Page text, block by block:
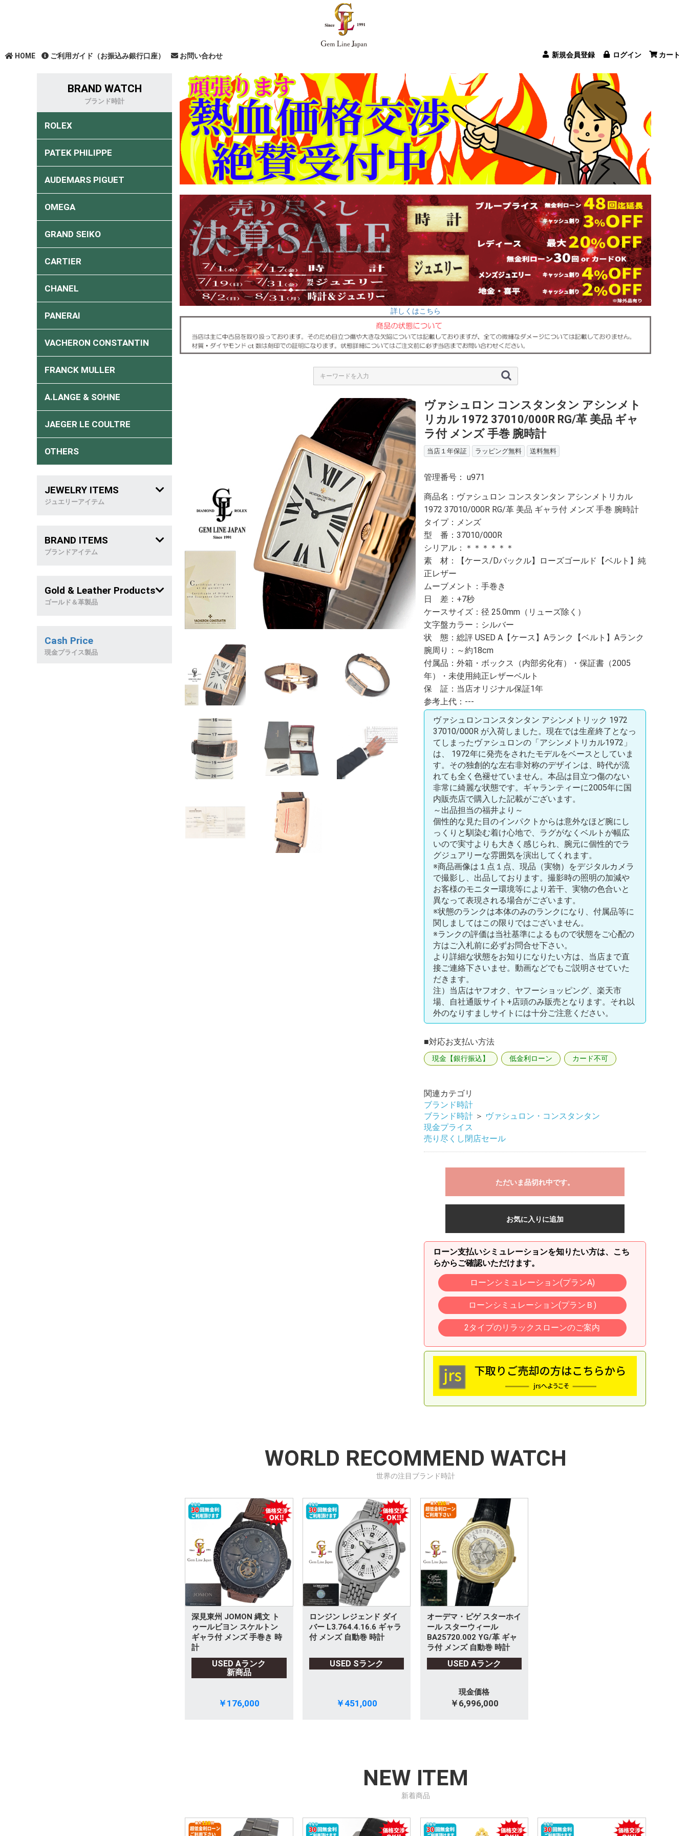
HOME ご利用ガイド（お振込み銀行口座） お問い合わせ 新規会員登録 ログイン カート
BRAND WATCH
ブランド時計
ROLEX
PATEK PHILIPPE
AUDEMARS PIGUET
OMEGA
GRAND SEIKO
CARTIER
CHANEL
PANERAI
VACHERON CONSTANTIN
FRANCK MULLER
A.LANGE & SOHNE
JAEGER LE COULTRE
OTHERS
JEWELRY ITEMS
ジュエリーアイテム
喜 平
リング
ブレスレット
BRAND ITEMS
ブランドアイテム
ブランドジュエリー
Gold & Leather Products
ゴールド＆革製品
天然石製品
Cash Price
現金プライス製品
詳しくはこちら
ヴァシュロン コンスタンタン アシンメト
リカル 1972 37010/000R RG/革 美品 ギャ
ラ付 メンズ 手巻 腕時計
当店１年保証 ラッピング無料 送料無料
管理番号： u971
商品名：ヴァシュロン コンスタンタン アシンメトリカル
1972 37010/000R RG/革 美品 ギャラ付 メンズ 手巻 腕時計
タイプ：メンズ
型 番：37010/000R
シリアル：＊＊＊＊＊＊
素 材：【ケース/Dバックル】ローズゴールド【ベルト】純
正レザー
ムーブメント：手巻き
日 差：+7秒
ケースサイズ：径 25.0mm（リューズ除く）
文字盤カラー：シルバー
状 態：総評 USED A【ケース】Aランク【ベルト】Aランク
腕周り：～約18cm
付属品：外箱・ボックス（内部劣化有）・保証書（2005
年）・未使用純正レザーベルト
保 証：当店オリジナル保証1年
参考上代：---
ヴァシュロンコンスタンタン アシンメトリック 1972
37010/000R が入荷しました。現在では生産終了となっ
てしまったヴァシュロンの「アシンメトリカル1972」
は、 1972年に発売をされたモデルをベースとしていま
す。その独創的な左右非対称のデザインは、時代が流
れても全く色褪せていません。本品は目立つ傷のない
非常に綺麗な状態です。ギャランティーに2005年に国
内販売店で購入した記載がございます。
～出品担当の福井より～
個性的な見た目のインパクトからは意外なほど腕にし
っくりと馴染む着け心地で、ラグがなくベルトが幅広
いので実寸よりも大きく感じられ、腕元に個性的でラ
グジュアリーな雰囲気を演出してくれます。
※商品画像は１点１点、現品（実物）をデジタルカメラ
で撮影し、出品しております。撮影時の照明の加減や
お客様のモニター環境等により若干、実物の色合いと
異なって表現される場合がございます。
※状態のランクは本体のみのランクになり、付属品等に
関しましてはこの限りではございません。
※ランクの評価は当社基準によるもので状態をご心配の
方はご入札前に必ずお問合せ下さい。
より詳細な状態をお知りになりたい方は、当店まで直
接ご連絡下さいませ。動画などでもご説明させていた
だきます。
注）当店はヤフオク、ヤフーショッピング、楽天市
場、自社通販サイト+店頭のみ販売となります。それ以
外のなりすましサイトには十分ご注意ください。
■対応お支払い方法
現金【銀行振込】 低金利ローン カード不可
関連カテゴリ
ブランド時計
ブランド時計 ＞ ヴァシュロン・コンスタンタン
現金プライス
売り尽くし閉店セール
ただいま品切れ中です。
お気に入りに追加
ローン支払いシミュレーションを知りたい方は、こち
らからご確認いただけます。
ローンシミュレーション(プランA)
ローンシミュレーション(プランＢ)
2タイプのリラックスローンのご案内
WORLD RECOMMEND WATCH
世界の注目ブランド時計
深見東州 JOMON 縄文 ト
ゥールビヨン スケルトン
ギャラ付 メンズ 手巻き 時
計
USED Aランク
新商品
￥176,000
ロンジン レジェンド ダイ
バー L3.764.4.16.6 ギャラ
付 メンズ 自動巻 時計
USED Sランク
￥451,000
オーデマ・ピゲ スターホイ
ール スターウィール
BA25720.002 YG/革 ギャ
ラ付 メンズ 自動巻 時計
USED Aランク
現金価格
￥6,996,000
NEW ITEM
新着商品